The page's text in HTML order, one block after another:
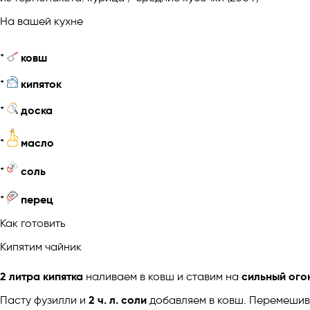
На вашей кухне
* ковш
*
кипяток
*
доска
* масло
* соль
*
перец
Как готовить
Кипятим чайник
2 литра кипятка наливаем в ковш и ставим на сильный
Пасту фузилли и 2 ч. л. соли добавляем в ковш.